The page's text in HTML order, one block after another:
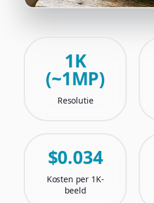
1K
(~1MP)
Resolutie
$0.034
Kosten per 1K-
beeld